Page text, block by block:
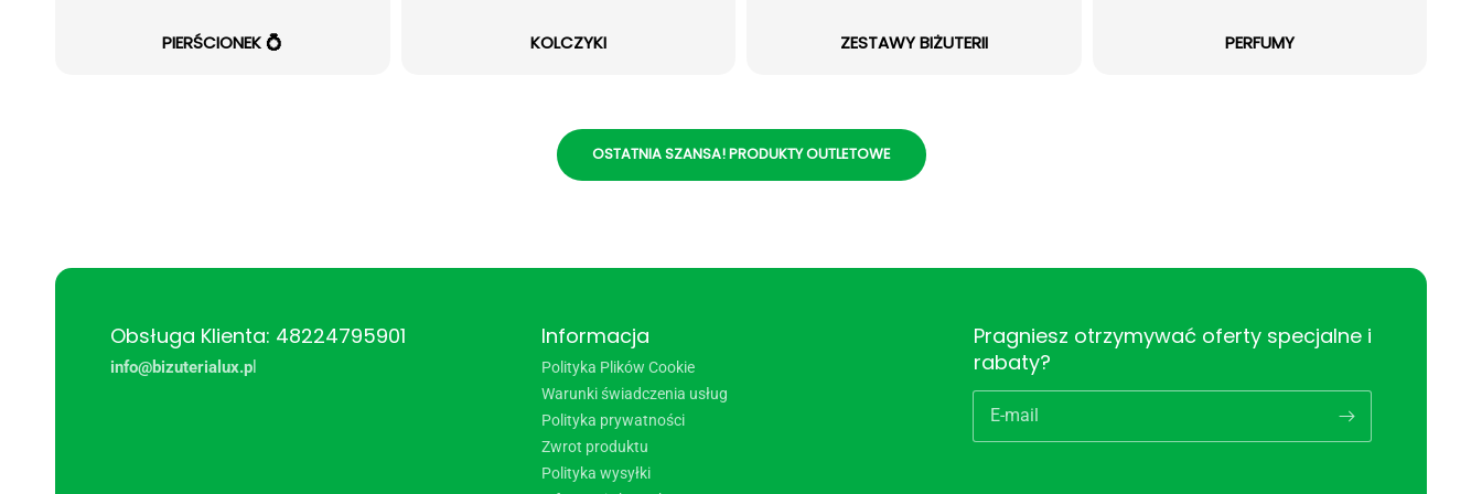
PIERŚCIONEK 💍 KOLCZYKI ZESTAWY BIŻUTERII PERFUMY
OSTATNIA SZANSA! PRODUKTY OUTLETOWE
Obsługa Klienta: 48224795901
info@bizuterialux.p
Informacja
Polityka Plików Cookie
Warunki świadczenia usług
Polityka prywatności
Zwrot produktu
Polityka wysyłki
Pragniesz otrzymywać oferty specjalne i
rabaty?
E-mail